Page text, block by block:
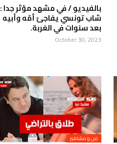
بالفيديو / في مشهد مؤثر جدا :
شاب تونسي يفاجئ أمّه وأبيه
بعد سنوات في الغربة.
October 30, 2023
فن و مشاهير